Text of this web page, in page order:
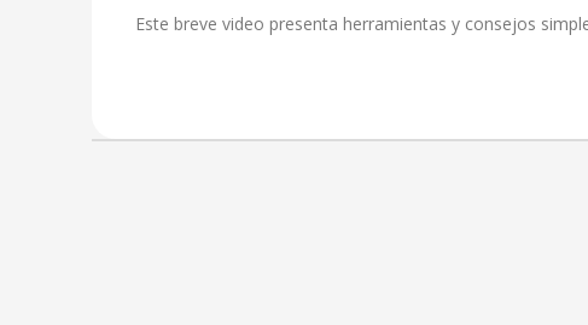
Este breve video presenta herramientas y consejos